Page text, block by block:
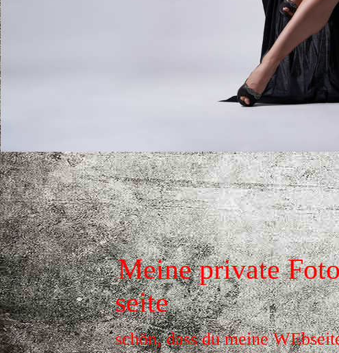
Meine private
seite
schön, dass du meine